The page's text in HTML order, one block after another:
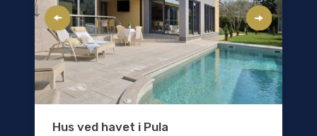
Hus ved havet i Pula